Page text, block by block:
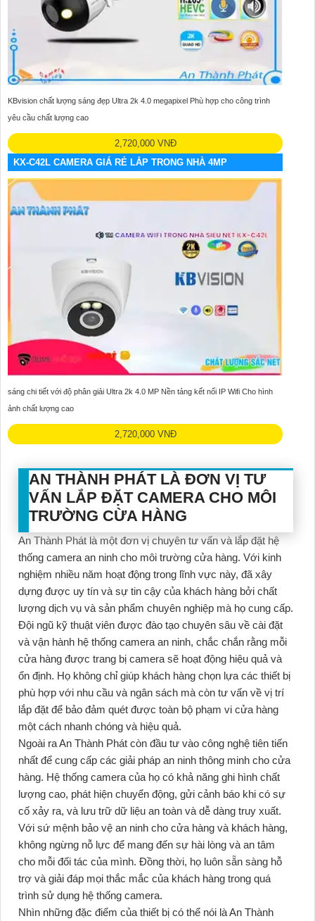
KBvision chất lượng sáng đẹp Ultra 2k 4.0 megapixel Phù hợp cho công trình
yêu cầu chất lượng cao
2,720,000 VNĐ
KX-C42L CAMERA GIÁ RẺ LẮP TRONG NHÀ 4MP
sáng chi tiết với độ phân giải Ultra 2k 4.0 MP Nền tảng kết nối IP Wifi Cho hình
ảnh chất lượng cao
2,720,000 VNĐ
AN THÀNH PHÁT LÀ ĐƠN VỊ TƯ
VẤN LẮP ĐẶT CAMERA CHO MÔI
TRƯỜNG CỪA HÀNG
An Thành Phát là một đơn vị chuyên tư vấn và lắp đặt hệ
thống camera an ninh cho môi trường cửa hàng. Với kinh
nghiệm nhiều năm hoạt động trong lĩnh vực này, đã xây
dựng được uy tín và sự tin cậy của khách hàng bởi chất
lượng dịch vụ và sản phẩm chuyên nghiệp mà họ cung cấp.
Đội ngũ kỹ thuật viên được đào tạo chuyên sâu về cài đặt
và vận hành hệ thống camera an ninh, chắc chắn rằng mỗi
cửa hàng được trang bị camera sẽ hoạt động hiệu quả và
ổn định. Họ không chỉ giúp khách hàng chọn lựa các thiết bị
phù hợp với nhu cầu và ngân sách mà còn tư vấn về vị trí
lắp đặt để bảo đảm quét được toàn bộ phạm vi cửa hàng
một cách nhanh chóng và hiệu quả.
Ngoài ra An Thành Phát còn đầu tư vào công nghệ tiên tiến
nhất để cung cấp các giải pháp an ninh thông minh cho cửa
hàng. Hệ thống camera của họ có khả năng ghi hình chất
lượng cao, phát hiện chuyển động, gửi cảnh báo khi có sự
cố xảy ra, và lưu trữ dữ liệu an toàn và dễ dàng truy xuất.
Với sứ mệnh bảo vệ an ninh cho cửa hàng và khách hàng,
không ngừng nỗ lực để mang đến sự hài lòng và an tâm
cho mỗi đối tác của mình. Đồng thời, họ luôn sẵn sàng hỗ
trợ và giải đáp mọi thắc mắc của khách hàng trong quá
trình sử dụng hệ thống camera.
Nhìn những đặc điểm của thiết bị có thể nói là An Thành